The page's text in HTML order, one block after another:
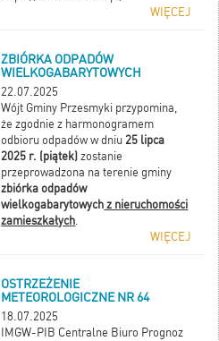
WIĘCEJ
ZBIÓRKA ODPADÓW
WIELKOGABARYTOWYCH
22.07.2025
Wójt Gminy Przesmyki przypomina,
że zgodnie z harmonogramem
odbioru odpadów w dniu25 lipca
2025 r. (piątek)zostanie
przeprowadzona na terenie gminy
zbiórka odpadów
wielkogabarytowych z nieruchomości
zamieszkałych.
WIĘCEJ
OSTRZEŻENIE
METEOROLOGICZNE NR 64
18.07.2025
IMGW-PIB Centralne Biuro Prognoz